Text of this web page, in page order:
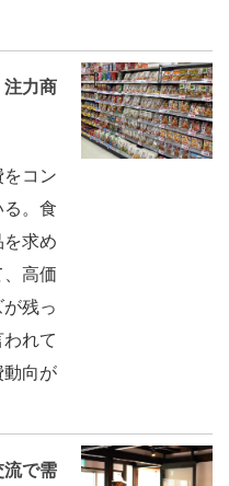
力商
コン
。食
求め
高価
残っ
れて
向が
で需